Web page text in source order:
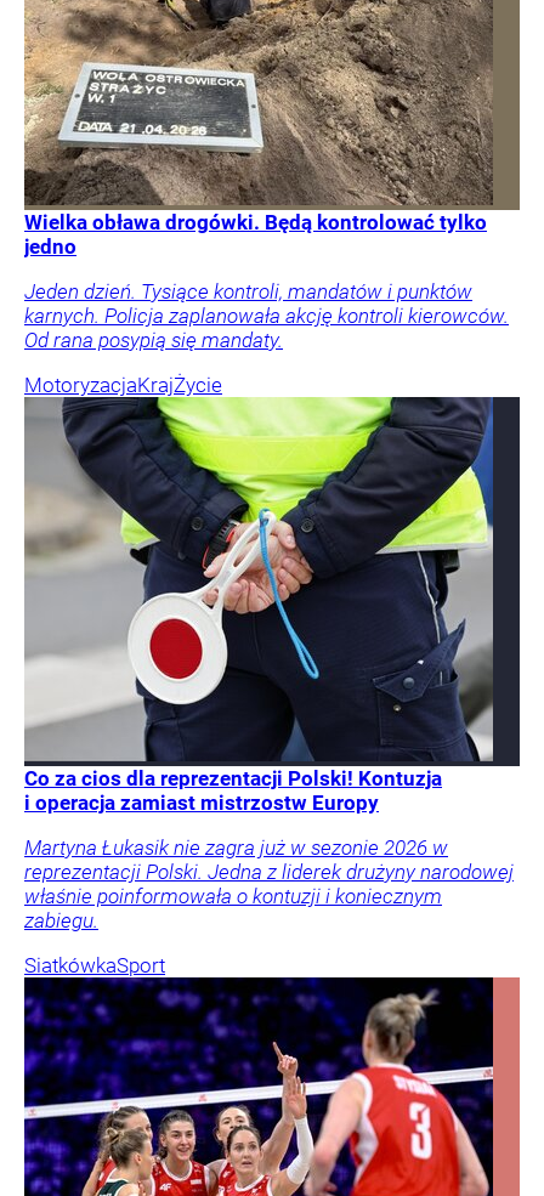
Wielka obława drogówki. Będą kontrolować tylko
jedno
Jeden dzień. Tysiące kontroli, mandatów i punktów
karnych. Policja zaplanowała akcję kontroli kierowców.
Od rana posypią się mandaty.
MotoryzacjaKrajŻycie
Co za cios dla reprezentacji Polski! Kontuzja
i operacja zamiast mistrzostw Europy
Martyna Łukasik nie zagra już w sezonie 2026 w
reprezentacji Polski. Jedna z liderek drużyny narodowej
właśnie poinformowała o kontuzji i koniecznym
zabiegu.
SiatkówkaSport